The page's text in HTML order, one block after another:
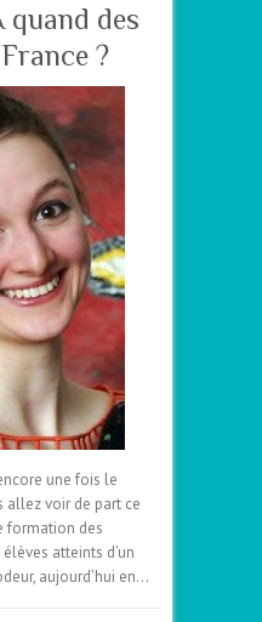
quand des
?
une fois le
allez voir de part ce
formation des
atteints d’un
aujourd’hui en…